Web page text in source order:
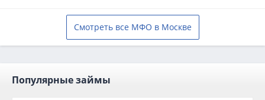
Смотреть все МФО в Москве
Популярные займы